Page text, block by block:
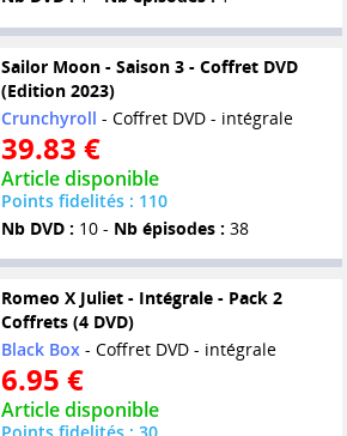
Sailor Moon - Saison 3 - Coffret DVD
(Edition 2023)
Crunchyroll - Coffret DVD - intégrale
39.83 €
Article disponible
Points fidelités : 110
Nb DVD : 10 - Nb épisodes : 38
Romeo X Juliet - Intégrale - Pack 2
Coffrets (4 DVD)
Black Box - Coffret DVD - intégrale
6.95 €
Article disponible
Points fidelités : 30